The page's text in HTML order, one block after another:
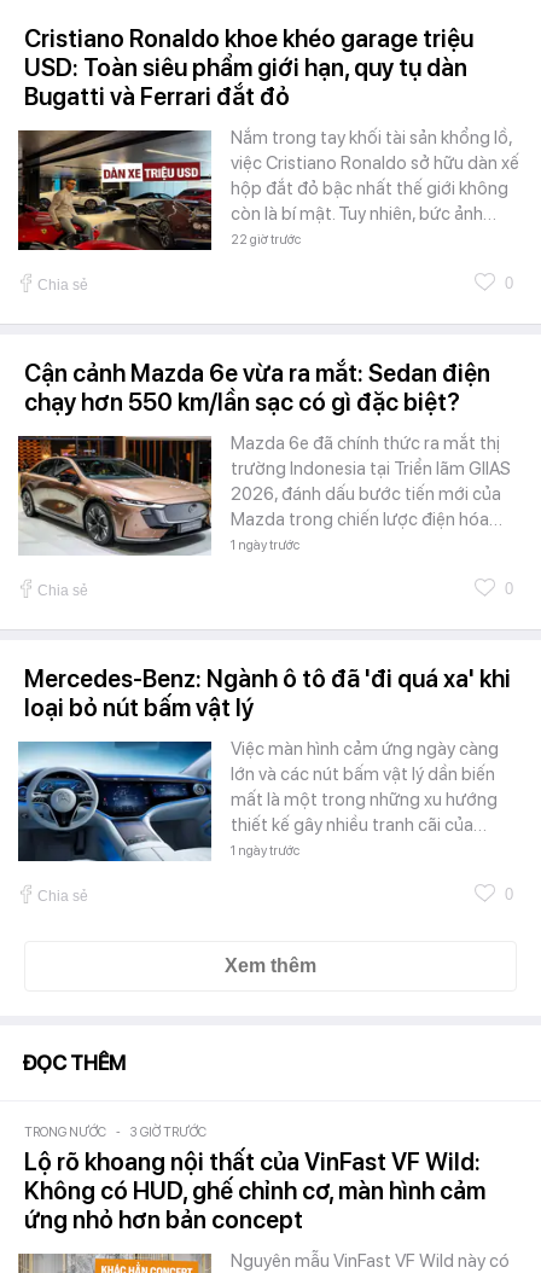
Cristiano Ronaldo khoe khéo garage triệu
USD: Toàn siêu phẩm giới hạn, quy tụ dàn
Bugatti và Ferrari đắt đỏ
Nắm trong tay khối tài sản khổng lồ,
việc Cristiano Ronaldo sở hữu dàn xế
hộp đắt đỏ bậc nhất thế giới không
còn là bí mật. Tuy nhiên, bức ảnh…
22 giờ trước
Chia sẻ 0
Cận cảnh Mazda 6e vừa ra mắt: Sedan điện
chạy hơn 550 km/lần sạc có gì đặc biệt?
Mazda 6e đã chính thức ra mắt thị
trường Indonesia tại Triển lãm GIIAS
2026, đánh dấu bước tiến mới của
Mazda trong chiến lược điện hóa…
1 ngày trước
Chia sẻ 0
Mercedes-Benz: Ngành ô tô đã 'đi quá xa' khi
loại bỏ nút bấm vật lý
Việc màn hình cảm ứng ngày càng
lớn và các nút bấm vật lý dần biến
mất là một trong những xu hướng
thiết kế gây nhiều tranh cãi của…
1 ngày trước
Chia sẻ 0
Xem thêm
ĐỌC THÊM
TRONG NƯỚC - 3 GIỜ TRƯỚC
Lộ rõ khoang nội thất của VinFast VF Wild:
Không có HUD, ghế chỉnh cơ, màn hình cảm
ứng nhỏ hơn bản concept
Nguyên mẫu VinFast VF Wild này có